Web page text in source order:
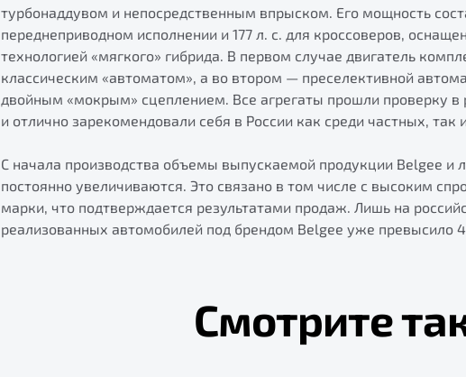
турбонаддувом и непосредственным впрыском. Его мощность
переднеприводном исполнении и 177 л. с. для кроссоверов,
технологией «мягкого» гибрида. В первом случае двигатель
классическим «автоматом», а во втором — преселективной
двойным «мокрым» сцеплением. Все агрегаты прошли проверку в
и отлично зарекомендовали себя в России как среди частных, так
С начала производства объемы выпускаемой продукции Belgee и
постоянно увеличиваются. Это связано в том числе с высоким
марки, что подтверждается результатами продаж. Лишь на
реализованных автомобилей под брендом Belgee уже превысило
Смотрите